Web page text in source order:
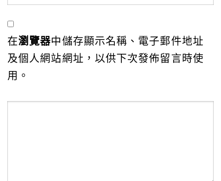
在瀏覽器中儲存顯示名稱、電子郵件地址
及個人網站網址，以供下次發佈留言時使
用。